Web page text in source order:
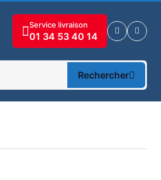
Service livraison
01 34 53 40 14
Rechercher